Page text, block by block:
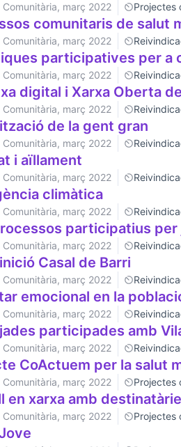
Comunitària, març 2022 Projectes
comunitaris de salut
Comunitària, març 2022
participatives per a
Comunitària, març 2022
digital i Xarxa Oberta
Comunitària, març 2022
de la gent gran
Comunitària, març 2022
i aïllament
Comunitària, març 2022
climàtica
Comunitària, març 2022
participatius per
Comunitària, març 2022
Casal de Barri
Comunitària, març 2022
emocional en la
Comunitària, març 2022
participades amb
Comunitària, març 2022
CoActuem per la salut
Comunitària, març 2022 Projectes
en xarxa amb
Comunitària, març 2022 Projectes